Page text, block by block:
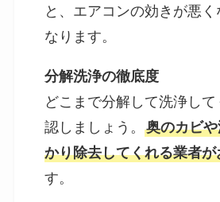
と、エアコンの効きが悪く
なります。
分解洗浄の徹底度
どこまで分解して洗浄し
認しましょう。奥のカビ
かり除去してくれる業者
す。